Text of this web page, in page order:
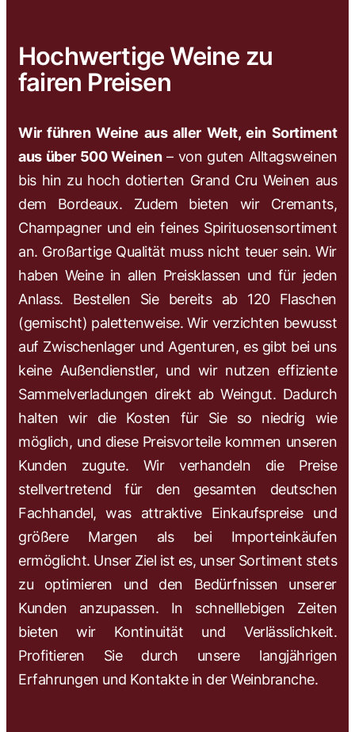
Hochwertige Weine zu
fairen Preisen
Wir führen Weine aus aller Welt, ein Sortiment
aus über 500 Weinen– von guten Alltagsweinen
bis hin zu hoch dotierten Grand Cru Weinen aus
dem Bordeaux. Zudem bieten wir Cremants,
Champagner und ein feines Spirituosensortiment
an. Großartige Qualität muss nicht teuer sein. Wir
haben Weine in allen Preisklassen und für jeden
Anlass. Bestellen Sie bereits ab 120 Flaschen
(gemischt) palettenweise. Wir verzichten bewusst
auf Zwischenlager und Agenturen, es gibt bei uns
keine Außendienstler, und wir nutzen effiziente
Sammelverladungen direkt ab Weingut. Dadurch
halten wir die Kosten für Sie so niedrig wie
möglich, und diese Preisvorteile kommen unseren
Kunden zugute. Wir verhandeln die Preise
stellvertretend für den gesamten deutschen
Fachhandel, was attraktive Einkaufspreise und
größere Margen als bei Importeinkäufen
ermöglicht. Unser Ziel ist es, unser Sortiment stets
zu optimieren und den Bedürfnissen unserer
Kunden anzupassen. In schnelllebigen Zeiten
bieten wir Kontinuität und Verlässlichkeit.
Profitieren Sie durch unsere langjährigen
Erfahrungen und Kontakte in der Weinbranche.